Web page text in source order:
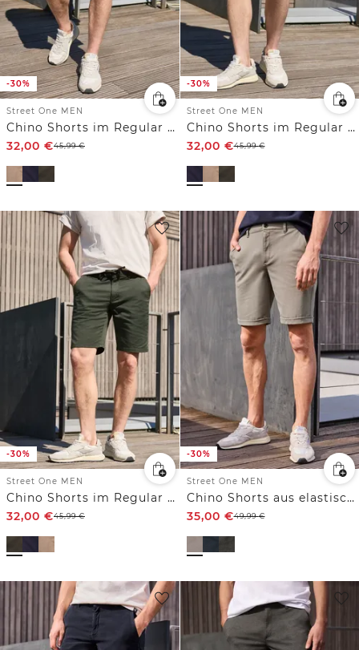
-30%
Street One MEN
Chino Shorts im Regular Fit
32,00 €45,99€
-30%
Street One MEN
Chino Shorts im Regular Fit
32,00 €45,99€
-30%
Street One MEN
Chino Shorts im Regular Fit
32,00 €45,99€
-30%
Street One MEN
Chino Shorts aus elastischem Jersey mit Flexbund
35,00 €49,99€